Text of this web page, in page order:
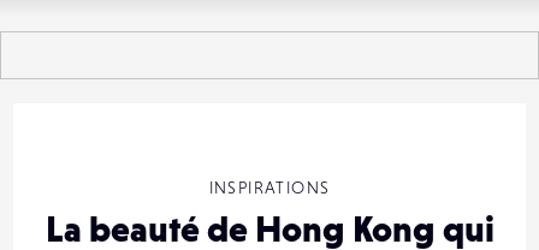
INSPIRATIONS
La beauté de Hong Kong qui